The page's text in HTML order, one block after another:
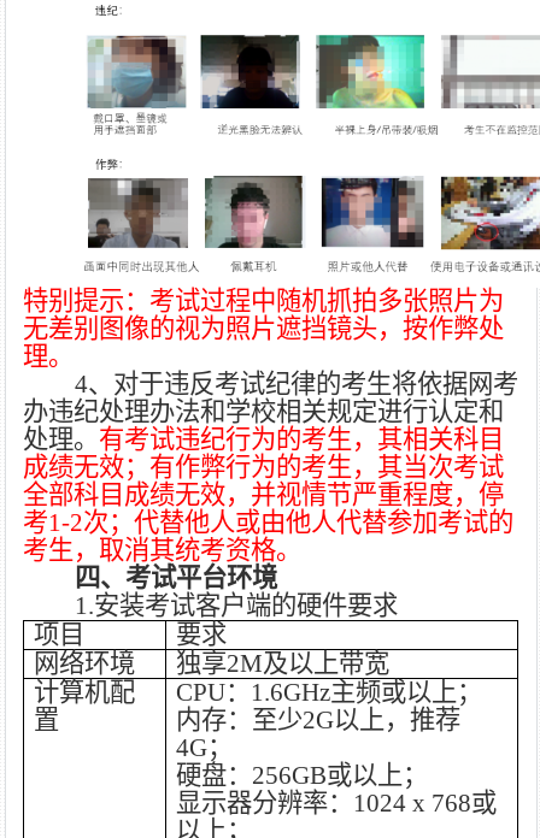
特别提示：考试过程中随机抓拍多张照片为
无差别图像的视为照片遮挡镜头，按作弊处
理。
4、对于违反考试纪律的考生将依据网考
办违纪处理办法和学校相关规定进行认定和
处理。 有考试违纪行为的考生，其相关科目
成绩无效；有作弊行为的考生，其当次考试
全部科目成绩无效，并视情节严重程度，停
考1-2次；代替他人或由他人代替参加考试的
考生，取消其统考资格。
四、考试平台环境
1.安装考试客户端的硬件要求
项目
要求
网络环境
独享2M及以上带宽
计算机配
置
CPU：1.6GHz主频或以上；
内存：至少2G以上，推荐
4G；
硬盘： 256GB或以上；
显示器分辨率： 1024 x 768或
以上；